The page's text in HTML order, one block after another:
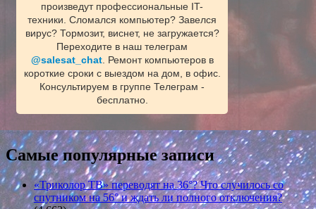
произведут профессиональные IT-
техники. Сломался компьютер? Завелся
вирус? Тормозит, виснет, не загружается?
Переходите в наш телеграм
@salesat_chat. Ремонт компьютеров в
короткие сроки с выездом на дом, в офис.
Консультируем в группе Телеграм -
бесплатно.
Самые популярные записи
«Триколор ТВ» переводят на 36°? Что случилось со
спутником на 56° и ждать ли полного отключения?